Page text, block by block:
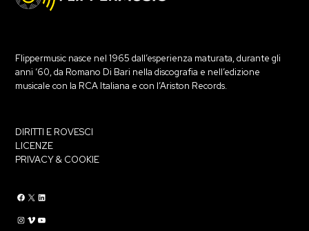
Flippermusic nasce nel 1965 dall’esperienza maturata, durante gli
anni ‘60, da Romano Di Bari nella discografia e nell’edizione
musicale con la RCA Italiana e con l’Ariston Records.
DIRITTI E ROVESCI
LICENZE
PRIVACY & COOKIE
Flippermusic Facebook Flippermusic Twitter
Flippermusic Linkedin
Flippermusic Instagram Flippermusic Vimeo flippermusic YouTube